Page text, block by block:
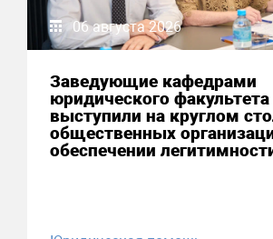
06 августа 2026
Заведующие кафедрами
юридического факультета
выступили на круглом
общественных
обеспечении